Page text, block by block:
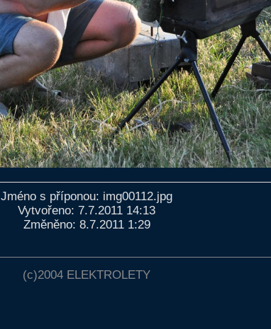
Jméno s příponou: img00112.jpg
Vytvořeno: 7.7.2011 14:13
Změněno: 8.7.2011 1:29
(c)2004 ELEKTROLETY